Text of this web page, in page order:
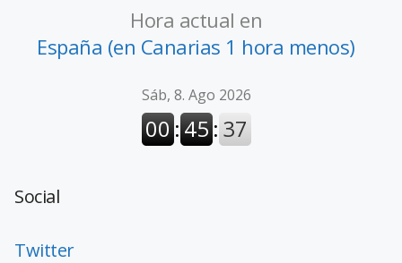
Hora actual en
España (en Canarias 1 hora menos)
Social
Twitter